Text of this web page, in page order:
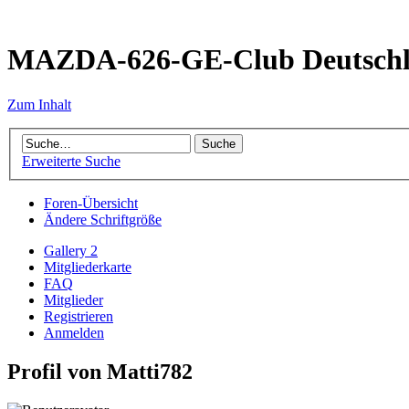
MAZDA-626-GE-Club
Zum Inhalt
Erweiterte Suche
Foren-Übersicht
Ändere Schriftgröße
Gallery 2
Mitgliederkarte
FAQ
Mitglieder
Registrieren
Anmelden
Profil von Matti782